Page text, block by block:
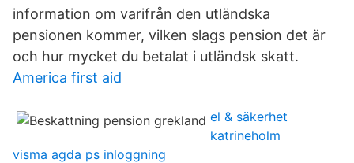
information om varifrån den utländska
pensionen kommer, vilken slags pension det är
och hur mycket du betalat i utländsk skatt.
America first aid
el & säkerhet
katrineholm
visma agda ps inloggning